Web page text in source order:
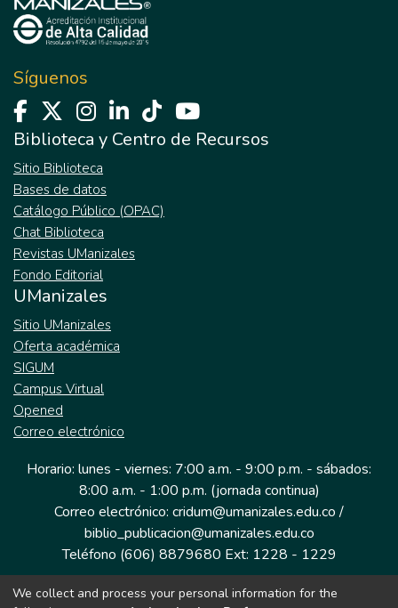
Síguenos
Biblioteca y Centro de Recursos
Sitio Biblioteca
Bases de datos
Catálogo Público (OPAC)
Chat Biblioteca
Revistas UManizales
Fondo Editorial
UManizales
Sitio UManizales
Oferta académica
SIGUM
Campus Virtual
Opened
Correo electrónico
Horario: lunes - viernes: 7:00 a.m. - 9:00 p.m. - sábados:
8:00 a.m. - 1:00 p.m. (jornada continua)
Correo electrónico: cridum@umanizales.edu.co /
biblio_publicacion@umanizales.edu.co
Teléfono (606) 8879680 Ext: 1228 - 1229
Dirección: Cra 9 a # 19-03 Edificio histórico, piso 1
We collect and process your personal information for the